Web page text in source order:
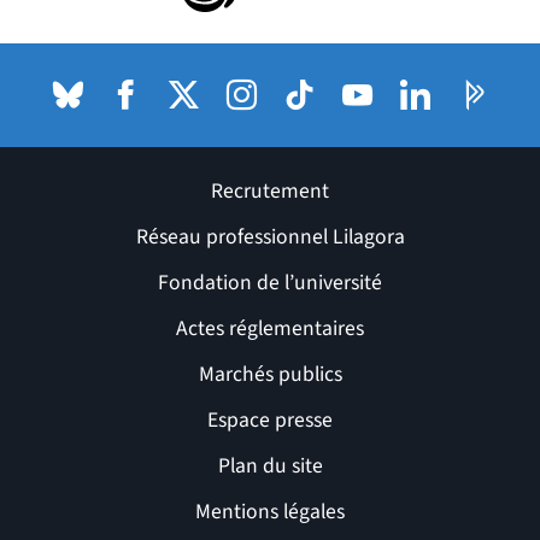
Bluesky
(nouvelle fenêtre)
Facebook
(nouvelle fenêtre)
X (anciennement Twitter) de l'Université
Instagram
(nouvelle fenêtre)
TikTok
(nouvelle fenêtre)
Youtube
(nouvelle fenêtre)
LinkedIn
(nouvellePages
Recrutement
Réseau professionnel Lilagora
Fondation de l’université
Actes réglementaires
Marchés publics
Espace presse
Plan du site
Mentions légales